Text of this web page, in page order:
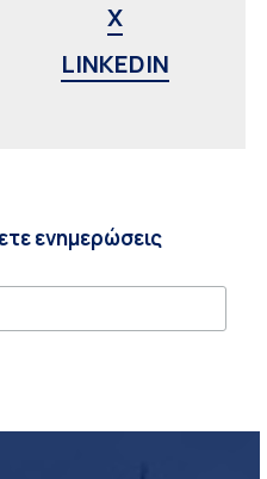
X
LINKEDIN
ενημερώσεις